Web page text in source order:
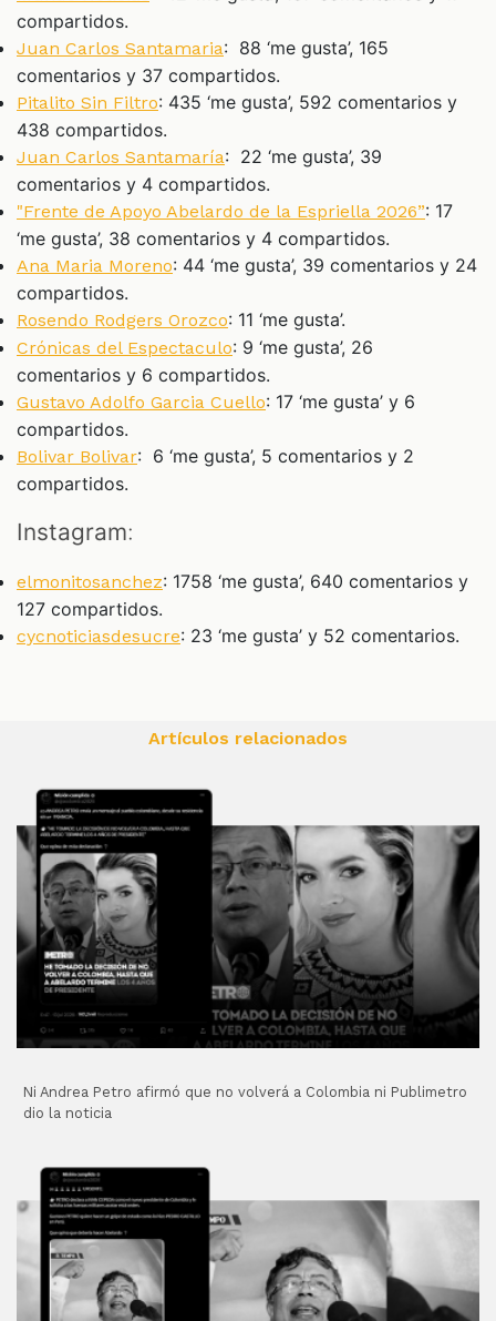
compartidos.
Juan Carlos Santamaria: 88 ‘me gusta’, 165
comentarios y 37 compartidos.
Pitalito Sin Filtro: 435 ‘me gusta’, 592 comentarios y
438 compartidos.
Juan Carlos Santamaría: 22 ‘me gusta’, 39
comentarios y 4 compartidos.
"Frente de Apoyo Abelardo de la Espriella 2026”: 17
‘me gusta’, 38 comentarios y 4 compartidos.
Ana Maria Moreno: 44 ‘me gusta’, 39 comentarios y 24
compartidos.
Rosendo Rodgers Orozco: 11 ‘me gusta’.
Crónicas del Espectaculo: 9 ‘me gusta’, 26
comentarios y 6 compartidos.
Gustavo Adolfo Garcia Cuello: 17 ‘me gusta’ y 6
compartidos.
Bolivar Bolivar: 6 ‘me gusta’, 5 comentarios y 2
compartidos.
Instagram:
elmonitosanchez: 1758 ‘me gusta’, 640 comentarios y
127 compartidos.
cycnoticiasdesucre: 23 ‘me gusta’ y 52 comentarios.
Artículos relacionados
Ni Andrea Petro afirmó que no volverá a Colombia ni Publimetro
dio la noticia